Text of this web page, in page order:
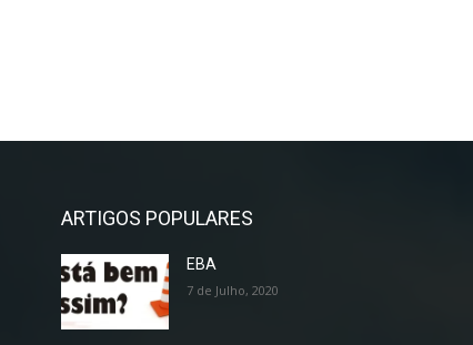
ARTIGOS POPULARES
EBA
7 de Julho, 2020